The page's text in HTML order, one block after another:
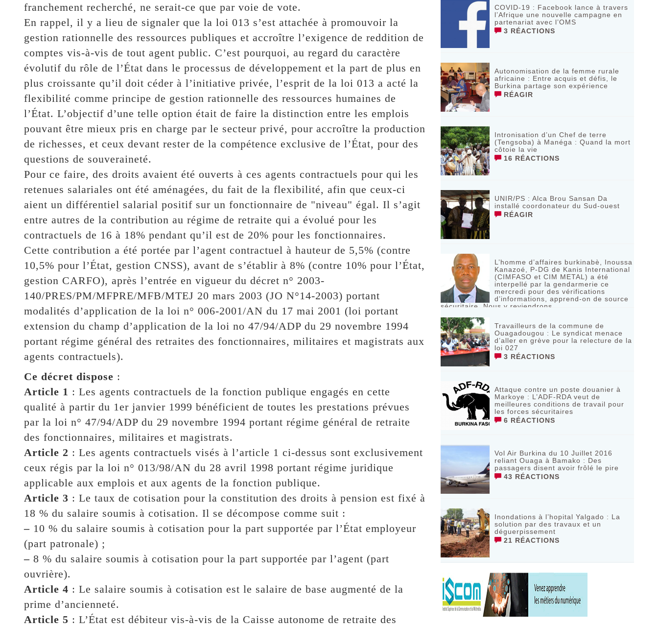
franchement recherché, ne serait-ce que par voie de vote.
En rappel, il y a lieu de signaler que la loi 013 s’est attachée à promouvoir la
gestion rationnelle des ressources publiques et accroître l’exigence de reddition de
comptes vis-à-vis de tout agent public. C’est pourquoi, au regard du caractère
évolutif du rôle de l’État dans le processus de développement et la part de plus en
plus croissante qu’il doit céder à l’initiative privée, l’esprit de la loi 013 a acté la
flexibilité comme principe de gestion rationnelle des ressources humaines de
l’État. L’objectif d’une telle option était de faire la distinction entre les emplois
pouvant être mieux pris en charge par le secteur privé, pour accroître la production
de richesses, et ceux devant rester de la compétence exclusive de l’État, pour des
questions de souveraineté.
Pour ce faire, des droits avaient été ouverts à ces agents contractuels pour qui les
retenues salariales ont été aménagées, du fait de la flexibilité, afin que ceux-ci
aient un différentiel salarial positif sur un fonctionnaire de "niveau" égal. Il s’agit
entre autres de la contribution au régime de retraite qui a évolué pour les
contractuels de 16 à 18% pendant qu’il est de 20% pour les fonctionnaires.
Cette contribution a été portée par l’agent contractuel à hauteur de 5,5% (contre
10,5% pour l’État, gestion CNSS), avant de s’établir à 8% (contre 10% pour l’État,
gestion CARFO), après l’entrée en vigueur du décret n° 2003-
140/PRES/PM/MFPRE/MFB/MTEJ 20 mars 2003 (JO N°14-2003) portant
modalités d’application de la loi n° 006-2001/AN du 17 mai 2001 (loi portant
extension du champ d’application de la loi no 47/94/ADP du 29 novembre 1994
portant régime général des retraites des fonctionnaires, militaires et magistrats aux
agents contractuels).
Ce décret dispose :
Article 1 : Les agents contractuels de la fonction publique engagés en cette
qualité à partir du 1er janvier 1999 bénéficient de toutes les prestations prévues
par la loi n° 47/94/ADP du 29 novembre 1994 portant régime général de retraite
des fonctionnaires, militaires et magistrats.
Article 2 : Les agents contractuels visés à l’article 1 ci-dessus sont exclusivement
ceux régis par la loi n° 013/98/AN du 28 avril 1998 portant régime juridique
applicable aux emplois et aux agents de la fonction publique.
Article 3 : Le taux de cotisation pour la constitution des droits à pension est fixé à
18 % du salaire soumis à cotisation. Il se décompose comme suit :
–10 % du salaire soumis à cotisation pour la part supportée par l’État employeur
(part patronale) ;
–8 % du salaire soumis à cotisation pour la part supportée par l’agent (part
ouvrière).
Article 4 : Le salaire soumis à cotisation est le salaire de base augmenté de la
prime d’ancienneté.
Article 5 : L’État est débiteur vis-à-vis de la Caisse autonome de retraite des
COVID-19 : Facebook lance à travers
l’Afrique une nouvelle campagne en
partenariat avec l’OMS
3 RÉACTIONS
Autonomisation de la femme rurale
africaine : Entre acquis et défis, le
Burkina partage son expérience
RÉAGIR
Intronisation d’un Chef de terre
(Tengsoba) à Manéga : Quand la mort
côtoie la vie
16 RÉACTIONS
UNIR/PS : Alca Brou Sansan Da
installé coordonateur du Sud-ouest
RÉAGIR
L’homme d’affaires burkinabè, Inoussa
Kanazoé, P-DG de Kanis International
(CIMFASO et CIM METAL) a été
interpellé par la gendarmerie ce
mercredi pour des vérifications
d’informations, apprend-on de source
sécuritaire. Nous y reviendrons.
Travailleurs de la commune de
Ouagadougou : Le syndicat menace
d’aller en grève pour la relecture de la
loi 027
3 RÉACTIONS
Attaque contre un poste douanier à
Markoye : L’ADF-RDA veut de
meilleures conditions de travail pour
les forces sécuritaires
6 RÉACTIONS
Vol Air Burkina du 10 Juillet 2016
reliant Ouaga à Bamako : Des
passagers disent avoir frôlé le pire
43 RÉACTIONS
Inondations à l’hopital Yalgado : La
solution par des travaux et un
déguerpissement
21 RÉACTIONS